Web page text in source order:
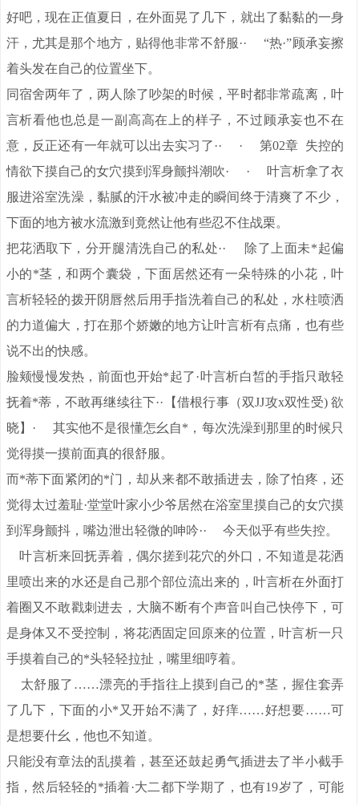
好吧，现在正值夏日，在外面晃了几下，就出了黏黏的一身
汗，尤其是那个地方，贴得他非常不舒服·· “热·”顾承妄擦
着头发在自己的位置坐下。
同宿舍两年了，两人除了吵架的时候，平时都非常疏离，叶
言析看他也总是一副高高在上的样子，不过顾承妄也不在
意，反正还有一年就可以出去实习了·· · 第02章 失控的
情欲下摸自己的女穴摸到浑身颤抖潮吹· · 叶言析拿了衣
服进浴室洗澡，黏腻的汗水被冲走的瞬间终于清爽了不少，
下面的地方被水流激到竟然让他有些忍不住战栗。
把花洒取下，分开腿清洗自己的私处·· 除了上面未*起偏
小的*茎，和两个囊袋，下面居然还有一朵特殊的小花，叶
言析轻轻的拨开阴唇然后用手指洗着自己的私处，水柱喷洒
的力道偏大，打在那个娇嫩的地方让叶言析有点痛，也有些
说不出的快感。
脸颊慢慢发热，前面也开始*起了·叶言析白皙的手指只敢轻
抚着*蒂，不敢再继续往下··【借根行事（双JJ攻x双性受) 欲
晓】· 其实他不是很懂怎幺自*，每次洗澡到那里的时候只
觉得摸一摸前面真的很舒服。
而*蒂下面紧闭的*门，却从来都不敢插进去，除了怕疼，还
觉得太过羞耻·堂堂叶家小少爷居然在浴室里摸自己的女穴摸
到浑身颤抖，嘴边泄出轻微的呻吟·· 今天似乎有些失控。
叶言析来回抚弄着，偶尔搓到花穴的外口，不知道是花洒
里喷出来的水还是自己那个部位流出来的，叶言析在外面打
着圈又不敢戳刺进去，大脑不断有个声音叫自己快停下，可
是身体又不受控制，将花洒固定回原来的位置，叶言析一只
手摸着自己的*头轻轻拉扯，嘴里细哼着。
太舒服了……漂亮的手指往上摸到自己的*茎，握住套弄
了几下，下面的小*又开始不满了，好痒……好想要……可
是想要什幺，他也不知道。
只能没有章法的乱摸着，甚至还鼓起勇气插进去了半小截手
指，然后轻轻的*插着·大二都下学期了，也有19岁了，可能